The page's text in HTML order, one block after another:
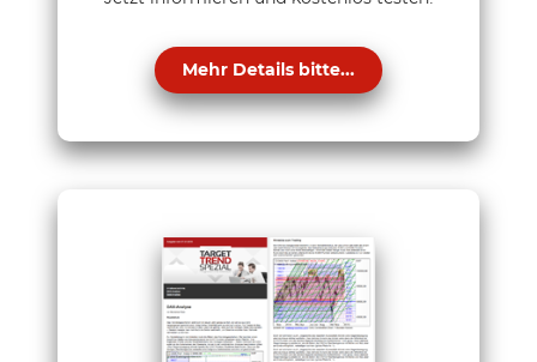
Mehr Details bitte...